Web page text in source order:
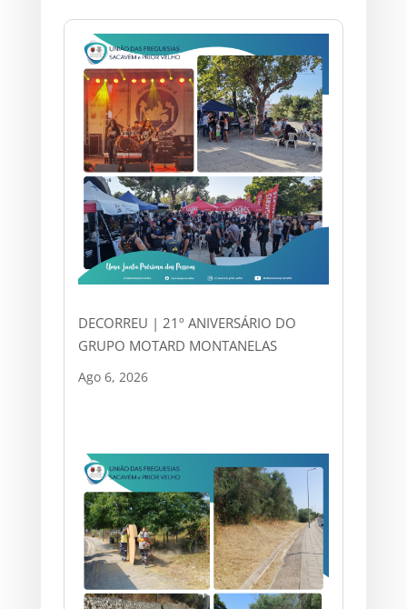
DECORREU | 21º ANIVERSÁRIO DO
GRUPO MOTARD MONTANELAS
Ago 6, 2026